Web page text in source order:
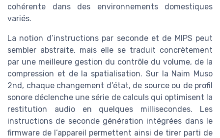
cohérente dans des environnements domestiques
variés.
La notion d’instructions par seconde et de MIPS peut
sembler abstraite, mais elle se traduit concrètement
par une meilleure gestion du contrôle du volume, de la
compression et de la spatialisation. Sur la Naim Muso
2nd, chaque changement d’état, de source ou de profil
sonore déclenche une série de calculs qui optimisent la
restitution audio en quelques millisecondes. Les
instructions de seconde génération intégrées dans le
firmware de l’appareil permettent ainsi de tirer parti de